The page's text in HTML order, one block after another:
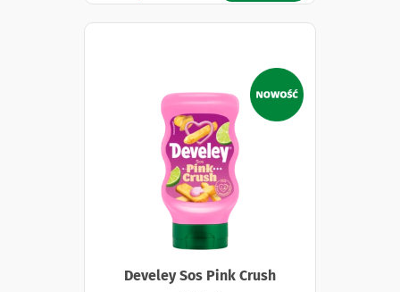
Develey Sos Pink Crush
Naklejki